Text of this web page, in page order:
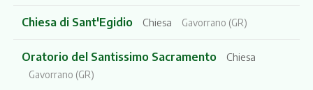
Chiesa di Sant'Egidio Chiesa Gavorrano (GR)
Oratorio del Santissimo Sacramento Chiesa
Gavorrano (GR)